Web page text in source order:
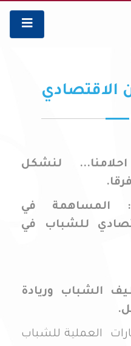
الاقتصادي
لنشكل
المساهمة في
للشباب في
الشباب وريادة
العملية للشباب